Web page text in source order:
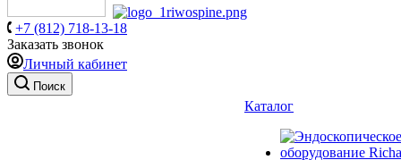
+7 (812) 718-13-18
Заказать звонок
Личный кабинет
Поиск
Каталог